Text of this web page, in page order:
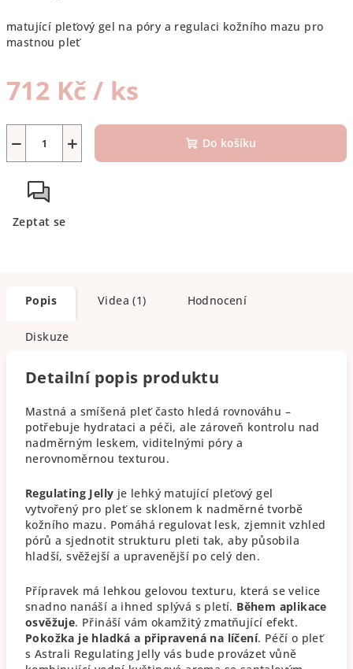
matující pleťový gel na póry a regulaci kožního mazu pro
mastnou pleť
712 Kč / ks
+
− Do košíku
Zeptat se
Popis Videa (1) Hodnocení
Diskuze
Detailní popis produktu
Mastná a smíšená pleť často hledá rovnováhu –
potřebuje hydrataci a péči, ale zároveň kontrolu nad
nadměrným leskem, viditelnými póry a
nerovnoměrnou texturou.
Regulating Jelly je lehký matující pleťový gel
vytvořený pro pleť se sklonem k nadměrné tvorbě
kožního mazu. Pomáhá regulovat lesk, zjemnit vzhled
pórů a sjednotit strukturu pleti tak, aby působila
hladší, svěžejší a upravenější po celý den.
Přípravek má lehkou gelovou texturu, která se velice
snadno nanáší a ihned splývá s pletí. Během aplikace
osvěžuje. Přináší vám okamžitý zmatňující efekt.
Pokožka je hladká a připravená na líčení. Péčí o pleť
s Astrali Regulating Jelly vás bude provázet vůně